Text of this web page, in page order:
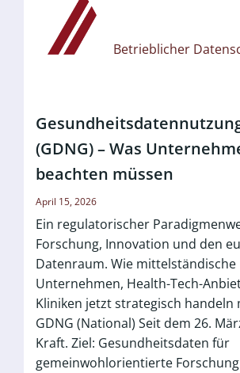
Betrieblicher
(GDNG) – Was
beachten müssen
April 15, 2026
Ein regulatorischer
Forschung, Innovation und den
Datenraum. Wie mittelständische
Unternehmen, Health-Tech-
Kliniken jetzt strategisch handeln
GDNG (National) Seit dem 26.
Kraft. Ziel: Gesundheitsdaten für
gemeinwohlorientierte